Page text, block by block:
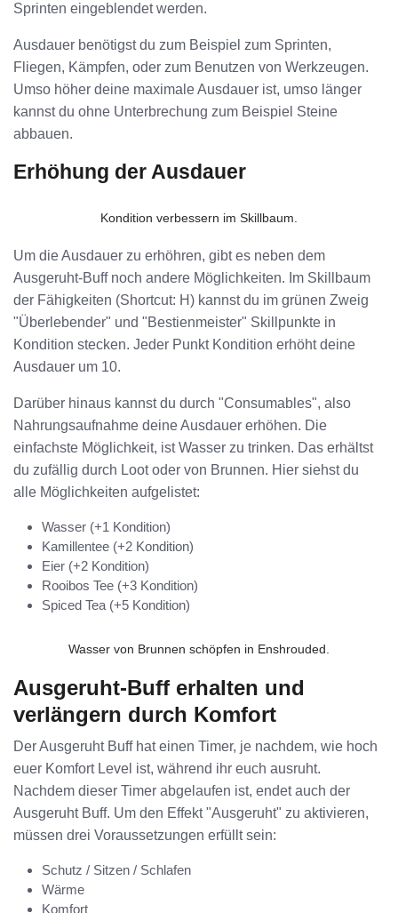
Sprinten eingeblendet werden.
Ausdauer benötigst du zum Beispiel zum Sprinten,
Fliegen, Kämpfen, oder zum Benutzen von Werkzeugen.
Umso höher deine maximale Ausdauer ist, umso länger
kannst du ohne Unterbrechung zum Beispiel Steine
abbauen.
Erhöhung der Ausdauer
Kondition verbessern im Skillbaum.
Um die Ausdauer zu erhöhren, gibt es neben dem
Ausgeruht-Buff noch andere Möglichkeiten. Im Skillbaum
der Fähigkeiten (Shortcut: H) kannst du im grünen Zweig
"Überlebender" und "Bestienmeister" Skillpunkte in
Kondition stecken. Jeder Punkt Kondition erhöht deine
Ausdauer um 10.
Darüber hinaus kannst du durch "Consumables", also
Nahrungsaufnahme deine Ausdauer erhöhen. Die
einfachste Möglichkeit, ist Wasser zu trinken. Das erhältst
du zufällig durch Loot oder von Brunnen. Hier siehst du
alle Möglichkeiten aufgelistet:
Wasser (+1 Kondition)
Kamillentee (+2 Kondition)
Eier (+2 Kondition)
Rooibos Tee (+3 Kondition)
Spiced Tea (+5 Kondition)
Wasser von Brunnen schöpfen in Enshrouded.
Ausgeruht-Buff erhalten und
verlängern durch Komfort
Der Ausgeruht Buff hat einen Timer, je nachdem, wie hoch
euer Komfort Level ist, während ihr euch ausruht.
Nachdem dieser Timer abgelaufen ist, endet auch der
Ausgeruht Buff. Um den Effekt "Ausgeruht" zu aktivieren,
müssen drei Voraussetzungen erfüllt sein:
Schutz / Sitzen / Schlafen
Wärme
Komfort